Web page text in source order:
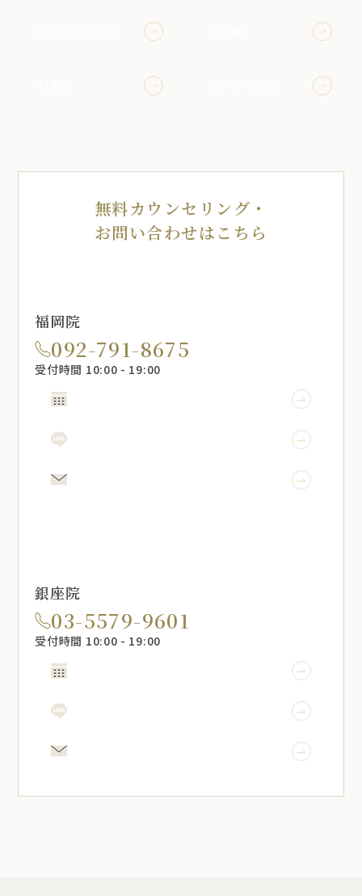
無料カウンセリング・
お問い合わせはこちら
福岡院
092-791-8675
受付時間 10:00 - 19:00
銀座院
03-5579-9601
受付時間 10:00 - 19:00